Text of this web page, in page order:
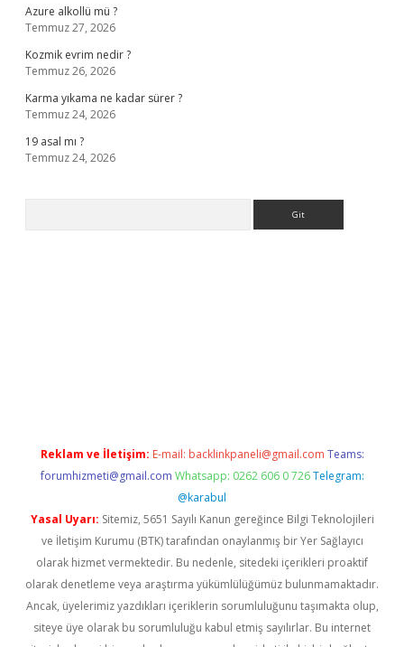
Azure alkollü mü ?
Temmuz 27, 2026
Kozmik evrim nedir ?
Temmuz 26, 2026
Karma yıkama ne kadar sürer ?
Temmuz 24, 2026
19 asal mı ?
Temmuz 24, 2026
Reklam ve İletişim: E-mail: backlinkpaneli@gmail.com Teams:
forumhizmeti@gmail.com Whatsapp: 0262 606 0 726 Telegram:
@karabul
Yasal Uyarı: Sitemiz, 5651 Sayılı Kanun gereğince Bilgi Teknolojileri
ve İletişim Kurumu (BTK) tarafından onaylanmış bir Yer Sağlayıcı
olarak hizmet vermektedir. Bu nedenle, sitedeki içerikleri proaktif
olarak denetleme veya araştırma yükümlülüğümüz bulunmamaktadır.
Ancak, üyelerimiz yazdıkları içeriklerin sorumluluğunu taşımakta olup,
siteye üye olarak bu sorumluluğu kabul etmiş sayılırlar. Bu internet